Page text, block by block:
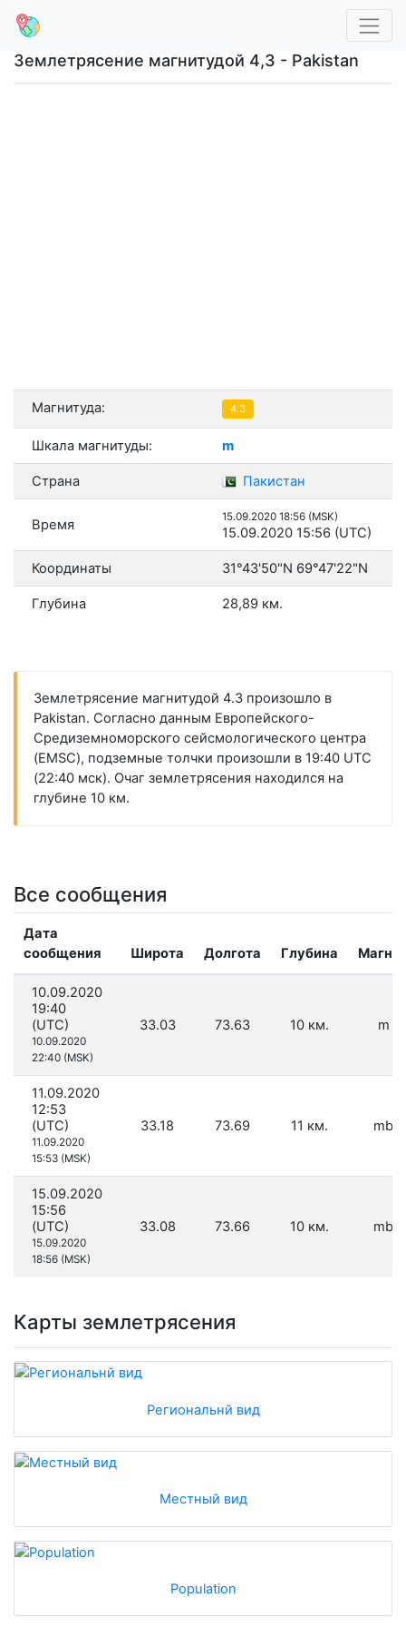
Землетрясение магнитудой 4,3 - Pakistan
Магнитуда: 4.3
Шкала магнитуды: m
Страна Пакистан
Время 15.09.2020 18:56 (MSK)
15.09.2020 15:56 (UTC)
Координаты 31°43'50"N 69°47'22"N
Глубина 28,89 км.
Землетрясение магнитудой 4.3 произошло в
Pakistan. Согласно данным Европейского-
Средиземноморского сейсмологического центра
(EMSC), подземные толчки произошли в 19:40 UTC
(22:40 мск). Очаг землетрясения находился на
глубине 10 км.
Все сообщения
Дата
сообщения
Широта Долгота Глубина
10.09.2020
19:40
(UTC)
10.09.2020
22:40 (MSK)
33.03 73.63 10 км. m
11.09.2020
12:53
(UTC)
11.09.2020
15:53 (MSK)
33.18 73.69 11 км. mb
15.09.2020
15:56
(UTC)
15.09.2020
18:56 (MSK)
33.08 73.66 10 км. mb
Карты землетрясения
Региональнй вид
Местный вид
Population